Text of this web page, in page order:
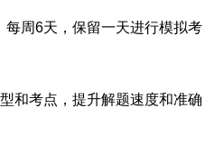
每周6天，保留一天进行模拟考
和考点，提升解题速度和准确